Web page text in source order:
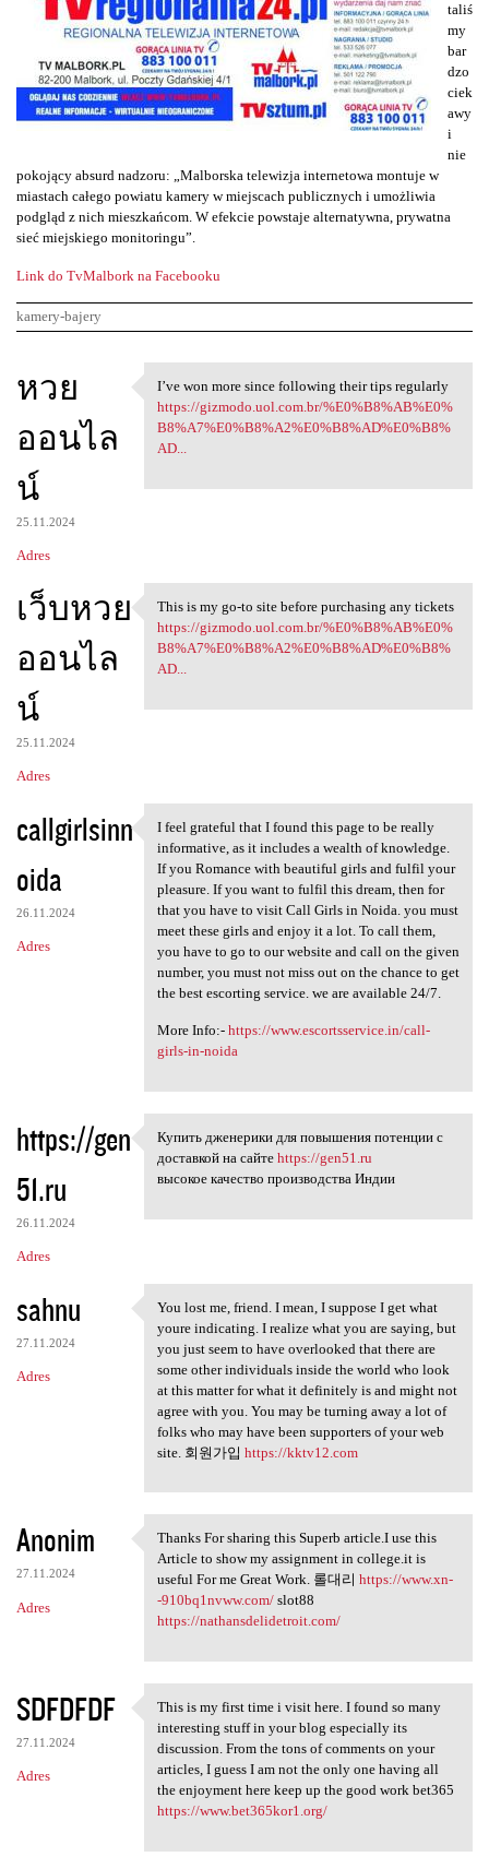
taliś
my
bar
dzo
ciek
awy
i
nie
pokojący absurd nadzoru: „Malborska telewizja internetowa montuje w
miastach całego powiatu kamery w miejscach publicznych i umożliwia
podgląd z nich mieszkańcom. W efekcie powstaje alternatywna, prywatna
sieć miejskiego monitoringu”.
Link do TvMalbork na Facebooku
kamery-bajery
K
o
m
n
t
a
z
e
หวย
ออนไล
น์
25.11.2024
Adres
I’ve won more since following
I’ve won more since following their tips regularly
https://gizmodo.uol.com.br/%E0%B8%AB%E0%
B8%A7%E0%B8%A2%E0%B8%AD%E0%B8%
AD...
เว็บหวย
ออนไล
น์
25.11.2024
Adres
This is my go-to site before
This is my go-to site before purchasing any tickets
https://gizmodo.uol.com.br/%E0%B8%AB%E0%
B8%A7%E0%B8%A2%E0%B8%AD%E0%B8%
AD...
callgirlsinn
oida
26.11.2024
Adres
I feel grateful that I found
I feel grateful that I found this page to be really
informative, as it includes a wealth of knowledge.
If you Romance with beautiful girls and fulfil your
pleasure. If you want to fulfil this dream, then for
that you have to visit Call Girls in Noida. you must
meet these girls and enjoy it a lot. To call them,
you have to go to our website and call on the given
number, you must not miss out on the chance to get
the best escorting service. we are available 24/7.
More Info:- https://www.escortsservice.in/call-
girls-in-noida
https://gen
51.ru
26.11.2024
Adres
Купить дженерики для
Купить дженерики для повышения потенции с
доставкой на сайте https://gen51.ru
высокое качество производства Индии
sahnu
27.11.2024
Adres
You lost me, friend. I mean,
You lost me, friend. I mean, I suppose I get what
youre indicating. I realize what you are saying, but
you just seem to have overlooked that there are
some other individuals inside the world who look
at this matter for what it definitely is and might not
agree with you. You may be turning away a lot of
folks who may have been supporters of your web
site. 회원가입 https://kktv12.com
Anonim
27.11.2024
Adres
Thanks For sharing this
Thanks For sharing this Superb article.I use this
Article to show my assignment in college.it is
useful For me Great Work. 롤대리 https://www.xn-
-910bq1nvww.com/slot88
https://nathansdelidetroit.com/
SDFDFDF
27.11.2024
Adres
This is my first time i visit
This is my first time i visit here. I found so many
interesting stuff in your blog especially its
discussion. From the tons of comments on your
articles, I guess I am not the only one having all
the enjoyment here keep up the good work bet365
https://www.bet365kor1.org/